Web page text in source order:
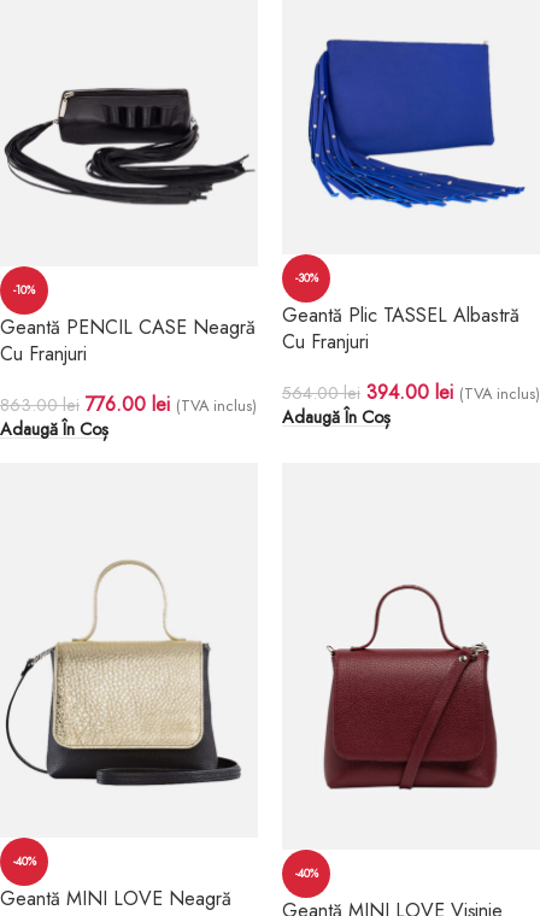
-10%
Geantă PENCIL CASE Neagră
Cu Franjuri
863.00lei 776.00 lei (TVA inclus)
Adaugă În Coș
-30%
Geantă Plic TASSEL Albastră
Cu Franjuri
564.00lei 394.00 lei (TVA inclus)
Adaugă În Coș
-40%
Geantă MINI LOVE Neagră
-40%